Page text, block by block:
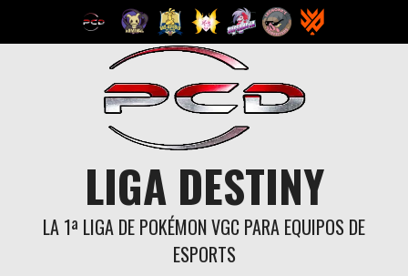
LIGA DESTINY
LA 1ª LIGA DE POKÉMON VGC PARA EQUIPOS DE
ESPORTS